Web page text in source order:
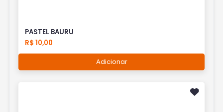
PASTEL BAURU
R$ 10,00
Adicionar